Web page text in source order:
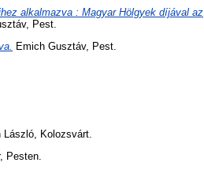
alkalmazva : Magyar Hölgyek díjával az
Pest.
Emich Gusztáv, Pest.
László, Kolozsvárt.
Pesten.